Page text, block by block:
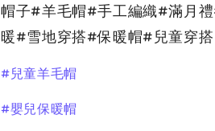
帽子#羊毛帽#手工編織#滿月
暖#雪地穿搭#保暖帽#兒童穿搭
#兒童羊毛帽
#嬰兒保暖帽